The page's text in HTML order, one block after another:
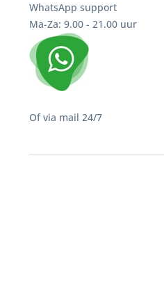
WhatsApp support
Ma-Za: 9.00 - 21.00 uur
Of via mail 24/7